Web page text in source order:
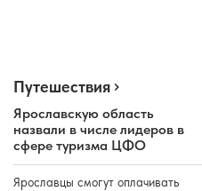
Путешествия
Ярославскую область
назвали в числе лидеров в
сфере туризма ЦФО
Ярославцы смогут оплачивать